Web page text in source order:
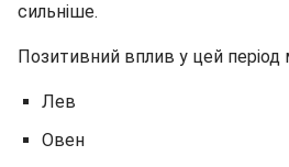
сильніше.
Позитивний вплив у цей
Лев
Овен